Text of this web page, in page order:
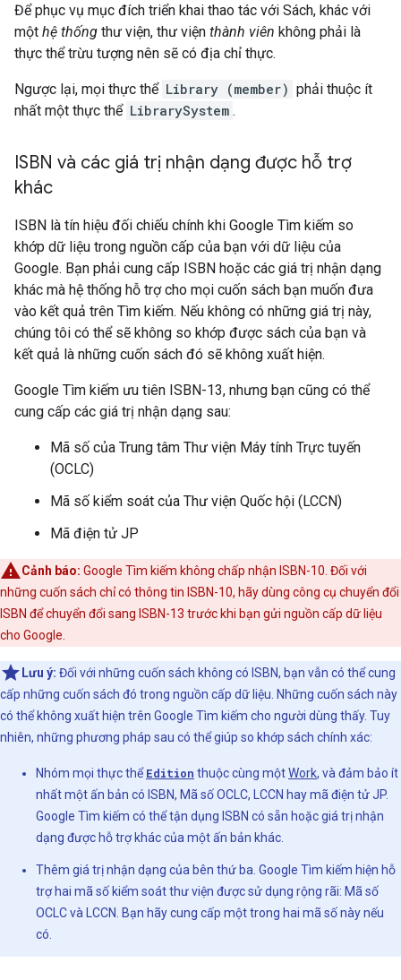
Để phục vụ mục đích triển khai thao tác với Sách, khác với
một hệ thống thư viện, thư viện thành viên không phải là
thực thể trừu tượng nên sẽ có địa chỉ thực.
Ngược lại, mọi thực thể Library (member) phải thuộc ít
nhất một thực thể LibrarySystem .
ISBN và các giá trị nhận dạng được hỗ trợ
khác
ISBN là tín hiệu đối chiếu chính khi Google Tìm kiếm so
khớp dữ liệu trong nguồn cấp của bạn với dữ liệu của
Google. Bạn phải cung cấp ISBN hoặc các giá trị nhận dạng
khác mà hệ thống hỗ trợ cho mọi cuốn sách bạn muốn đưa
vào kết quả trên Tìm kiếm. Nếu không có những giá trị này,
chúng tôi có thể sẽ không so khớp được sách của bạn và
kết quả là những cuốn sách đó sẽ không xuất hiện.
Google Tìm kiếm ưu tiên ISBN-13, nhưng bạn cũng có thể
cung cấp các giá trị nhận dạng sau:
Mã số của Trung tâm Thư viện Máy tính Trực tuyến
(OCLC)
Mã số kiểm soát của Thư viện Quốc hội (LCCN)
Mã điện tử JP
Cảnh báo: Google Tìm kiếm không chấp nhận ISBN-10. Đối với
những cuốn sách chỉ có thông tin ISBN-10, hãy dùng công cụ chuyển đổi
ISBN để chuyển đổi sang ISBN-13 trước khi bạn gửi nguồn cấp dữ liệu
cho Google.
Lưu ý: Đối với những cuốn sách không có ISBN, bạn vẫn có thể cung
cấp những cuốn sách đó trong nguồn cấp dữ liệu. Những cuốn sách này
có thể không xuất hiện trên Google Tìm kiếm cho người dùng thấy. Tuy
nhiên, những phương pháp sau có thể giúp so khớp sách chính xác:
Nhóm mọi thực thểEdition thuộc cùng mộtWork, và đảm bảo ít
nhất một ấn bản có ISBN, Mã số OCLC, LCCN hay mã điện tử JP.
Google Tìm kiếm có thể tận dụng ISBN có sẵn hoặc giá trị nhận
dạng được hỗ trợ khác của một ấn bản khác.
Thêm giá trị nhận dạng của bên thứ ba. Google Tìm kiếm hiện hỗ
trợ hai mã số kiểm soát thư viện được sử dụng rộng rãi: Mã số
OCLC và LCCN. Bạn hãy cung cấp một trong hai mã số này nếu
có.